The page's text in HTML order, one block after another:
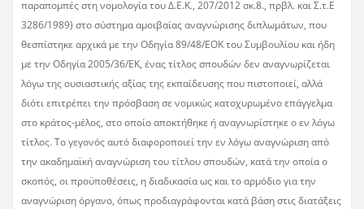
παραπομπές στη νομολογία του Δ.Ε.Κ., 207/2012 σκ.8., πρβλ. και Σ.τ.Ε
3286/1989) στο σύστημα αμοιβαίας αναγνώρισης διπλωμάτων, που
θεσπίστηκε αρχικά με την Οδηγία 89/48/ΕΟΚ του Συμβουλίου και ήδη
με την Οδηγία 2005/36/ΕΚ, ένας τίτλος σπουδών δεν αναγνωρίζεται
λόγω της ουσιαστικής αξίας της εκπαίδευσης που πιστοποιεί, αλλά
διότι επιτρέπει την πρόσβαση σε νομικώς κατοχυρωμένο επάγγελμα
στο κράτος-μέλος, στο οποίο αποκτήθηκε ή αναγνωρίστηκε ο εν λόγω
τίτλος. Το γεγονός αυτό διαφοροποιεί την εν λόγω αναγνώριση από
την ακαδημαϊκή αναγνώριση του τίτλου σπουδών, κατά την οποία ο
σκοπός, οι προϋποθέσεις, η διαδικασία ως και το αρμόδιο για την
αναγνώριση όργανο, όπως προδιαγράφονται κατά βάση στις διατάξεις